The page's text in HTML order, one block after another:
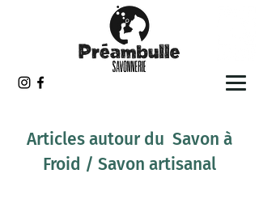
Articles autour du Savon à
Froid / Savon artisanal